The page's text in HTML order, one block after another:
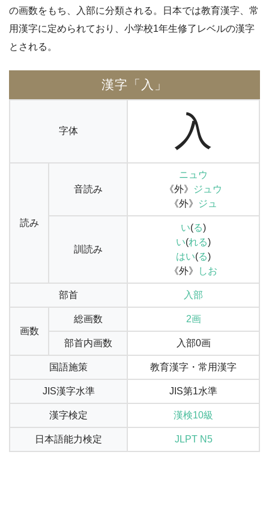
の画数をもち、入部に分類される。日本では教育漢字、常
用漢字に定められており、小学校1年生修了レベルの漢字
とされる。
漢字「入」
字体 入
読み
音読み
ニュウ
《外》
ジュウ
《外》
ジュ
訓読み
い(る)
い(れる)
はい(る)
《外》
しお
部首 入部
画数
総画数 2画
部首内画数 入部0画
国語施策 教育漢字・常用漢字
JIS漢字水準 JIS第1水準
漢字検定 漢検10級
日本語能力検定 JLPT N5